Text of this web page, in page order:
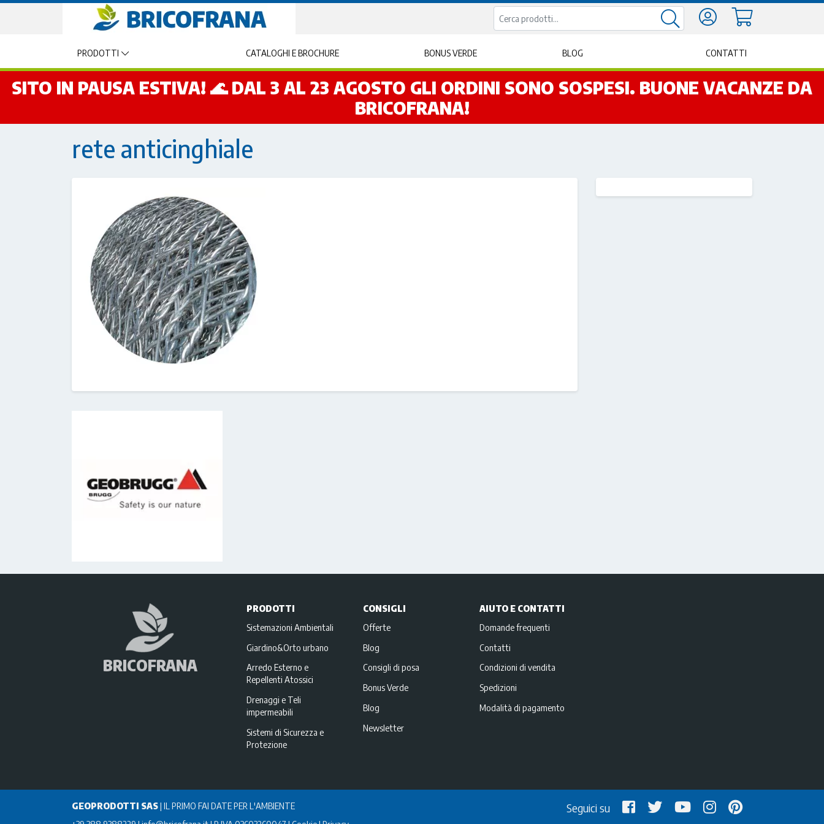
PRODOTTI CATALOGHI E BROCHURE BONUS VERDE BLOG CONTATTI
SITO IN PAUSA ESTIVA! 🌊 DAL 3 AL 23 AGOSTO GLI ORDINI SONO SOSPESI. BUONE VACANZE DA
BRICOFRANA!
rete anticinghiale
BRICOFRANA
PRODOTTI
Sistemazioni Ambientali
Giardino&Orto urbano
Arredo Esterno e
Repellenti Atossici
Drenaggi e Teli
impermeabili
Sistemi di Sicurezza e
Protezione
CONSIGLI
Offerte
Blog
Consigli di posa
Bonus Verde
Blog
Newsletter
AIUTO E CONTATTI
Domande frequenti
Contatti
Condizioni di vendita
Spedizioni
Modalità di pagamento
GEOPRODOTTI SAS| IL PRIMO FAI DATE PER L'AMBIENTE
Seguici su